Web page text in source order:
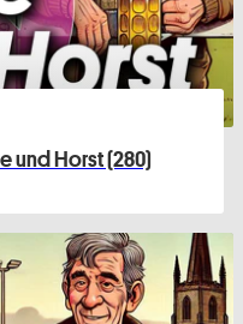
und Horst (280)